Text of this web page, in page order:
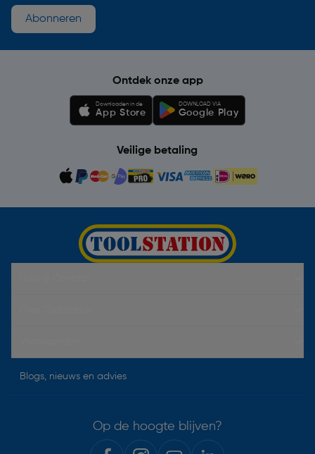
Abonneren
Ontdek onze app
Downloaden in de
App Store
DOWNLOAD VIA
Google Play
Veilige betaling
Blogs, nieuws en advies
Op de hoogte blijven?